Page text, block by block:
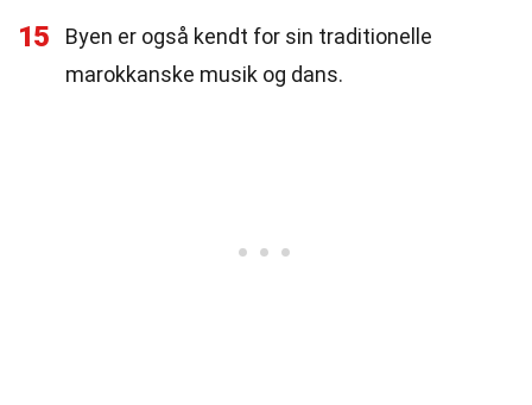
15
Byen er også kendt for sin traditionelle
marokkanske musik og dans.